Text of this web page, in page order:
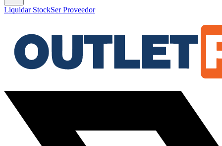
Liquidar StockSer Proveedor